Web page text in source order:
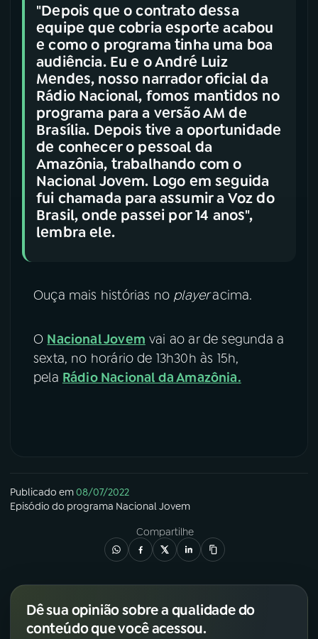
"Depois que o contrato dessa
equipe que cobria esporte acabou
e como o programa tinha uma boa
audiência. Eu e o André Luiz
Mendes, nosso narrador oficial da
Rádio Nacional, fomos mantidos no
programa para a versão AM de
Brasília. Depois tive a oportunidade
de conhecer o pessoal da
Amazônia, trabalhando com o
Nacional Jovem. Logo em seguida
fui chamada para assumir a Voz do
Brasil, onde passei por 14 anos",
lembra ele.
Ouça mais histórias no playeracima.
O Nacional Jovem vai ao ar de segunda a
sexta, no horário de 13h30h às 15h,
pela Rádio Nacional da Amazônia.
Publicado em08/07/2022
Episódio do programa Nacional Jovem
Compartilhe
Dê sua opinião sobre a qualidade do
conteúdo que você acessou.